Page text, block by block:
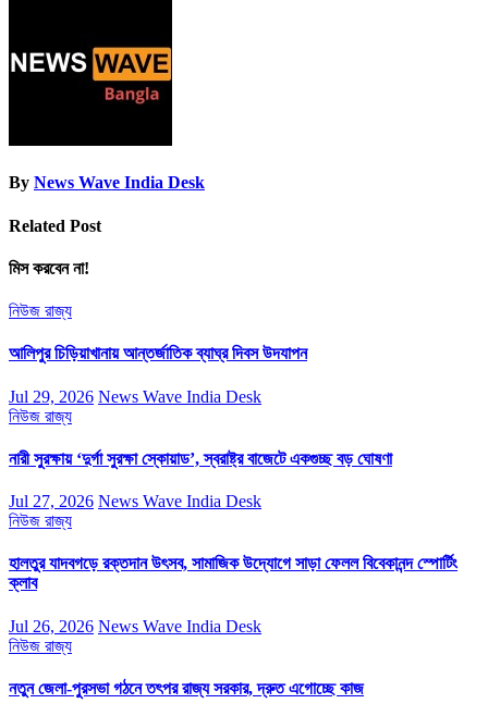
By News Wave India Desk
Related Post
মিস করবেন না!
নিউজ রাজ্য
আলিপুর চিড়িয়াখানায় আন্তর্জাতিক ব্যাঘ্র দিবস উদযাপন
Jul 29, 2026 News Wave India Desk
নিউজ রাজ্য
নারী সুরক্ষায় ‘দুর্গা সুরক্ষা স্কোয়াড’, স্বরাষ্ট্র বাজেটে একগুচ্ছ বড় ঘোষণা
Jul 27, 2026 News Wave India Desk
নিউজ রাজ্য
হালতুর যাদবগড়ে রক্তদান উৎসব, সামাজিক উদ্যোগে সাড়া ফেলল বিবেকানন্দ স্পোর্টিং
ক্লাব
Jul 26, 2026 News Wave India Desk
নিউজ রাজ্য
নতুন জেলা-পুরসভা গঠনে তৎপর রাজ্য সরকার, দ্রুত এগোচ্ছে কাজ